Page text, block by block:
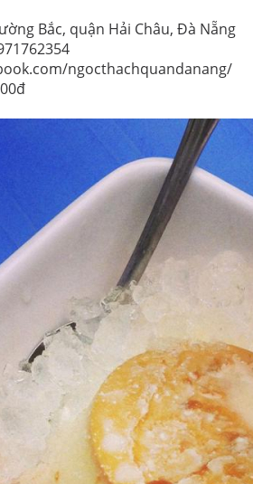
Bắc, quận Hải Châu, Đà Nẵng
ngocthachquandanang/